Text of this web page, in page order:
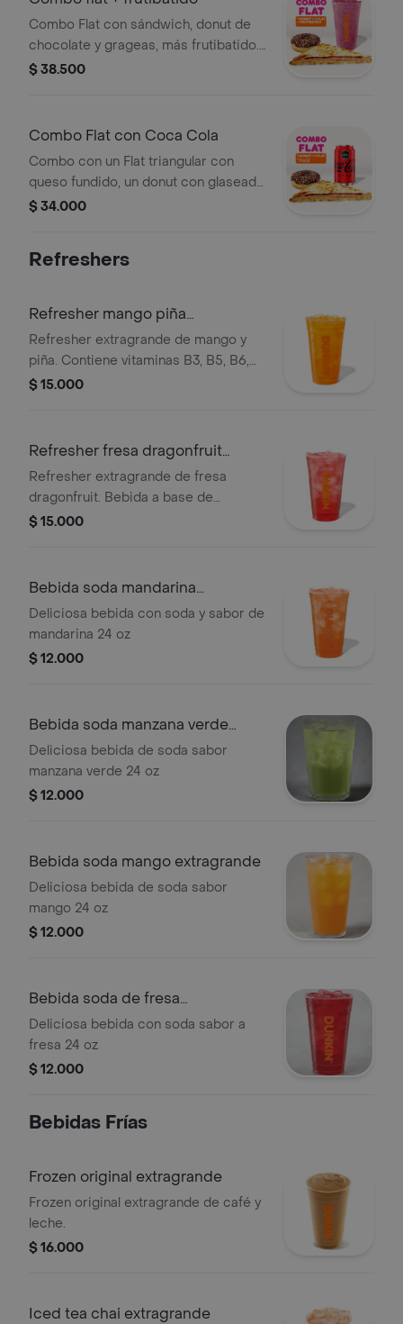
Combo Flat con sándwich, donut de
chocolate y grageas, más frutibatido.
Todo a tu elección.
$ 38.500
Combo Flat con Coca Cola
Combo con un Flat triangular con
queso fundido, un donut con glaseado
de chocolate y grageas, y una Coca-
$ 34.000
Refreshers
Refresher mango piña
extragrande
Refresher extragrande de mango y
piña. Contiene vitaminas B3, B5, B6,
B12 y té verde, con hielo y trozos de
$ 15.000
Refresher fresa dragonfruit
extragrande
Refresher extragrande de fresa
dragonfruit. Bebida a base de
limonada con té verde, vitaminas B3,
$ 15.000
Bebida soda mandarina
extragrande
Deliciosa bebida con soda y sabor de
mandarina 24 oz
$ 12.000
Bebida soda manzana verde
extragrande
Deliciosa bebida de soda sabor
manzana verde 24 oz
$ 12.000
Bebida soda mango extragrande
Deliciosa bebida de soda sabor
mango 24 oz
$ 12.000
Bebida soda de fresa
extragrande
Deliciosa bebida con soda sabor a
fresa 24 oz
$ 12.000
Bebidas Frí­as
Frozen original extragrande
Frozen original extragrande de café y
leche.
$ 16.000
Iced tea chai extragrande